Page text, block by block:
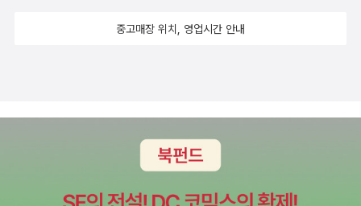
중고매장 위치, 영업시간 안내